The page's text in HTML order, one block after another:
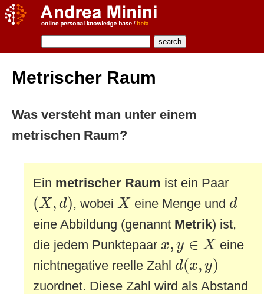
Metrischer Raum
Was versteht man unter einem
metrischen Raum?
Ein metrischer Raum ist ein Paar
(X, d)
( X, ) , wobei X
X eine Menge und d
d
eine Abbildung (genannt Metrik) ist,
die jedem Punktepaar x, y ∈ X
x, y∈X
eine
nichtnegative reelle Zahl d(x, y)
d(
zuordnet. Diese Zahl wird als Abstand